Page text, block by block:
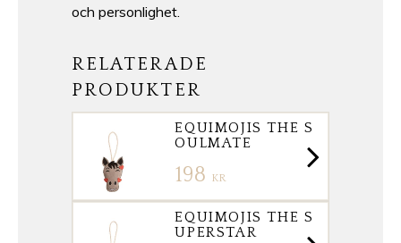
och personlighet.
RELATERADE
PRODUKTER
EQUIMOJIS THE S
OULMATE
198 KR
EQUIMOJIS THE S
UPERSTAR